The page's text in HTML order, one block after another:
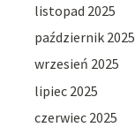
listopad 2025
październik 2025
wrzesień 2025
lipiec 2025
czerwiec 2025